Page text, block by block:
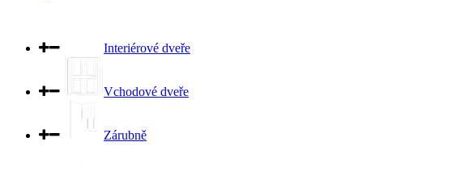
Interiérové dveře
Vchodové dveře
Zárubně